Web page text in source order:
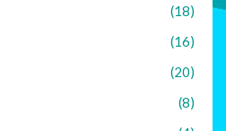
(18)
(16)
(20)
(8)